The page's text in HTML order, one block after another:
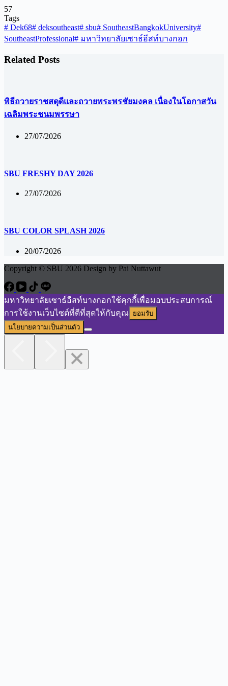
57
Tags
# Dek68# deksoutheast# sbu# SoutheastBangkokUniversity#
SoutheastProfessional# มหาวิทยาลัยเซาธ์อีสท์บางกอก
Related Posts
พิธีถวายราชสดุดีและถวายพระพรชัยมงคล เนื่องในโอกาสวัน
เฉลิมพระชนมพรรษา
27/07/2026
SBU FRESHY DAY 2026
27/07/2026
SBU COLOR SPLASH 2026
20/07/2026
Copyright © SBU 2026 Design by Pai Nuttawut
มหาวิทยาลัยเซาธ์อีสท์บางกอกใช้คุกกี้เพื่อมอบประสบการณ์
การใช้งานเว็บไซต์ที่ดีที่สุดให้กับคุณ ยอมรับ
นโยบายความเป็นส่วนตัว